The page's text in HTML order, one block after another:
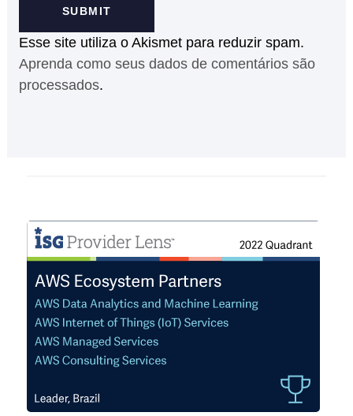
Esse site utiliza o Akismet para reduzir spam.
Aprenda como seus dados de comentários são
processados.